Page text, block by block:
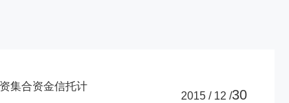
集合资金信托计
2015 / 12 /30